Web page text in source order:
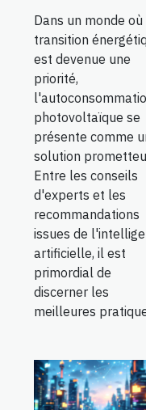
Dans un monde où
transition
est devenue une
priorité,
photovoltaïque se
présente comme
solution
Entre les conseils
d'experts et les
recommandations
issues de
artificielle, il est
primordial de
discerner les
meilleures